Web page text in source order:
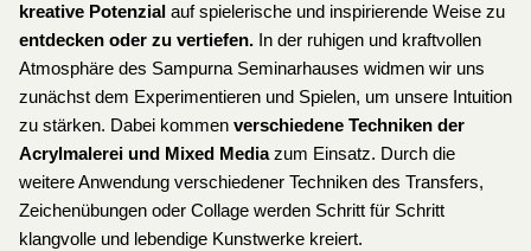
kreative Potenzial auf spielerische und inspirierende Weise zu
entdecken oder zu vertiefen.In der ruhigen und kraftvollen
Atmosphäre des Sampurna Seminarhauses widmen wir uns
zunächst dem Experimentieren und Spielen, um unsere Intuition
zu stärken. Dabei kommen verschiedene Techniken der
Acrylmalerei und Mixed Mediazum Einsatz. Durch die
weitere Anwendung verschiedener Techniken des Transfers,
Zeichenübungen oder Collage werden Schritt für Schritt
klangvolle und lebendige Kunstwerke kreiert.